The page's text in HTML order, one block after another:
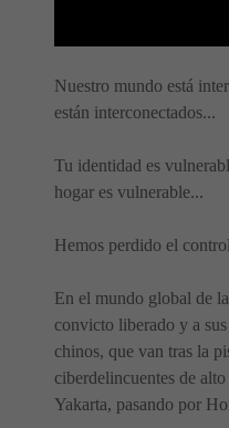
Nuestro mundo está
están interconectados...
Tu identidad es
hogar es vulnerable...
Hemos perdido el
En el mundo global de
convicto liberado y a
chinos, que van tras la
ciberdelincuentes de
Yakarta, pasando por